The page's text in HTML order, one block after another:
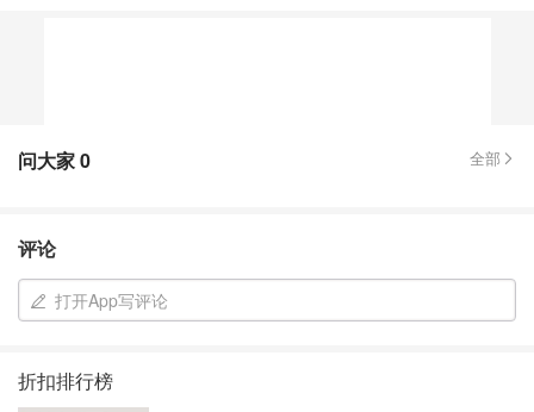
问大家0 全部
评论
打开App写评论
折扣排行榜